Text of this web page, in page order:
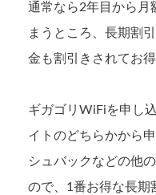
通常なら2年目から月
まうところ、長期割
金も割引きされてお得
ギガゴリWiFiを申し
イトのどちらかから
シュバックなどの他
ので、1番お得な長期